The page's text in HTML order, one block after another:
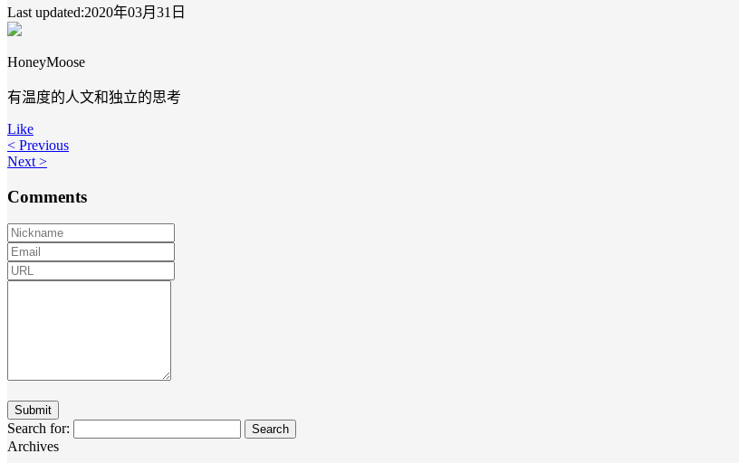
Last updated:2020年03月31日
HoneyMoose
有温度的人文和独立的思考
Like
< Previous
Next >
Comments
Search for:
Archives